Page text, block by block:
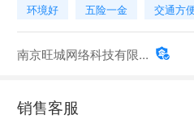
环境好 五险一金 交通方
南京旺城网络科技有限...
销售客服